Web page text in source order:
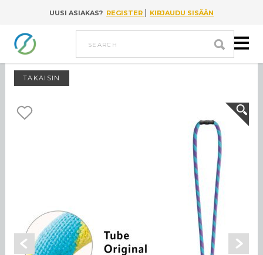
Go to content
UUSI ASIAKAS? REGISTER | KIRJAUDU SISÄÄN
search
TAKAISIN